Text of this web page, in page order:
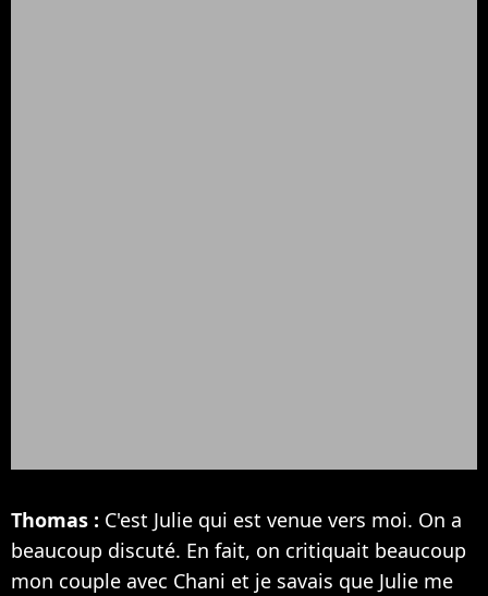
Thomas : C'est Julie qui est venue vers moi. On a
beaucoup discuté. En fait, on critiquait beaucoup
mon couple avec Chani et je savais que Julie me